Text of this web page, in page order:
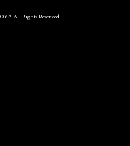
All Rights Reserved.